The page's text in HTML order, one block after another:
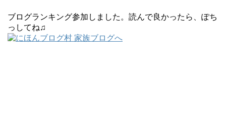
ブログランキング参加しました。読んで良かったら、ぽち
っしてね♫